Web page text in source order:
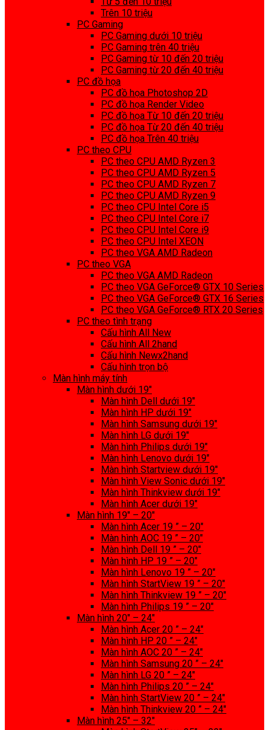
Trên 10 triệu
PC Gaming
PC Gaming dưới 10 triệu
PC Gaming trên 40 triệu
PC Gaming từ 10 đến 20 triệu
PC Gaming từ 20 đến 40 triệu
PC đồ họa
PC đồ họa Photoshop 2D
PC đồ họa Render Video
PC đồ họa Từ 10 đến 20 triệu
PC đồ họa Từ 20 đến 40 triệu
PC đồ họa Trên 40 triệu
PC theo CPU
PC theo CPU AMD Ryzen 3
PC theo CPU AMD Ryzen 5
PC theo CPU AMD Ryzen 7
PC theo CPU AMD Ryzen 9
PC theo CPU Intel Core i5
PC theo CPU Intel Core i7
PC theo CPU Intel Core i9
PC theo CPU Intel XEON
PC theo VGA AMD Radeon
PC theo VGA
PC theo VGA AMD Radeon
PC theo VGA GeForce® GTX 10 Series
PC theo VGA GeForce® GTX 16 Series
PC theo VGA GeForce® RTX 20 Series
PC theo tình trạng
Cấu hình All New
Cấu hình All 2hand
Cấu hình Newx2hand
Cấu hình trọn bộ
Màn hình máy tính
Màn hình dưới 19″
Màn hình Dell dưới 19″
Màn hình HP dưới 19″
Màn hình Samsung dưới 19″
Màn hình LG dưới 19″
Màn hình Philips dưới 19″
Màn hình Lenovo dưới 19″
Màn hình Startview dưới 19″
Màn hình View Sonic dưới 19″
Màn hình Thinkview dưới 19″
Màn hình Acer dưới 19″
Màn hình 19″ – 20″
Màn hình Acer 19 ” – 20″
Màn hình AOC 19 ” – 20″
Màn hình Dell 19 ” – 20″
Màn hình HP 19 ” – 20″
Màn hình Lenovo 19 ” – 20″
Màn hình StartView 19 ” – 20″
Màn hình Thinkview 19 ” – 20″
Màn hình Philips 19 ” – 20″
Màn hình 20″ – 24″
Màn hình Acer 20 ” – 24″
Màn hình HP 20 ” – 24″
Màn hình AOC 20 ” – 24″
Màn hình Samsung 20 ” – 24″
Màn hình LG 20 ” – 24″
Màn hình Philips 20 ” – 24″
Màn hình StartView 20 ” – 24″
Màn hình Thinkview 20 ” – 24″
Màn hình 25″ – 32″